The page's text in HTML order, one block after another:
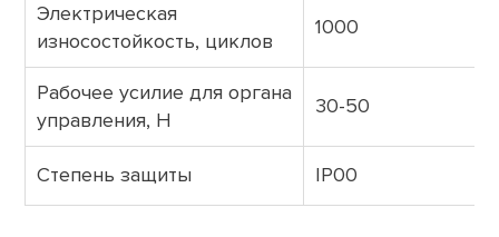
Электрическая
износостойкость, циклов
1000
Рабочее усилие для органа
управления, Н
30-50
Cтепень защиты IP00